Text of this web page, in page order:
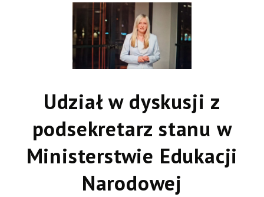
Udział w dyskusji z
podsekretarz stanu w
Ministerstwie Edukacji
Narodowej